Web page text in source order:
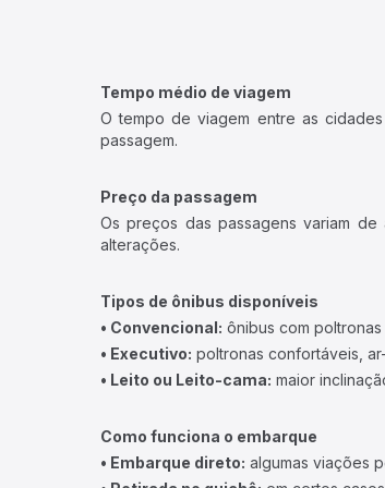
Tempo médio de viagem
O tempo de viagem entre as
passagem.
Preço da passagem
Os preços das passagens variam
alterações.
Tipos de ônibus disponíveis
• Convencional: ônibus com
• Executivo: poltronas confortáveis,
• Leito ou Leito-cama: maior
Como funciona o embarque
• Embarque direto: algumas viações